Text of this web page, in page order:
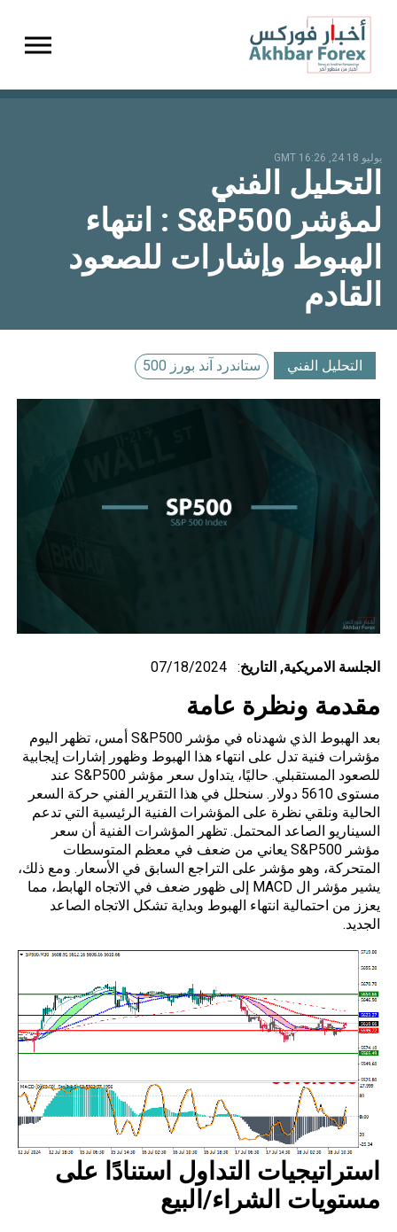
يوليو 18 24, 16:26 GMT
التحليل الفني
لمؤشرS&P500 : انتهاء
الهبوط وإشارات للصعود
القادم
التحليل الفني ستاندرد آند بورز 500
الجلسة الامريكية,التاريخ: 07/18/2024
مقدمة ونظرة عامة
بعد الهبوط الذي شهدناه في مؤشر S&P500 أمس، تظهر اليوم
مؤشرات فنية تدل على انتهاء هذا الهبوط وظهور إشارات إيجابية
للصعود المستقبلي. حاليًا، يتداول سعر مؤشر S&P500 عند
مستوى 5610 دولار. سنحلل في هذا التقرير الفني حركة السعر
الحالية ونلقي نظرة على المؤشرات الفنية الرئيسية التي تدعم
السيناريو الصاعد المحتمل. تظهر المؤشرات الفنية أن سعر
مؤشر S&P500 يعاني من ضعف في معظم المتوسطات
المتحركة، وهو مؤشر على التراجع السابق في الأسعار. ومع ذلك،
يشير مؤشر ال MACD إلى ظهور ضعف في الاتجاه الهابط، مما
يعزز من احتمالية انتهاء الهبوط وبداية تشكل الاتجاه الصاعد
الجديد.
استراتيجيات التداول استنادًا على
مستويات الشراء/البيع